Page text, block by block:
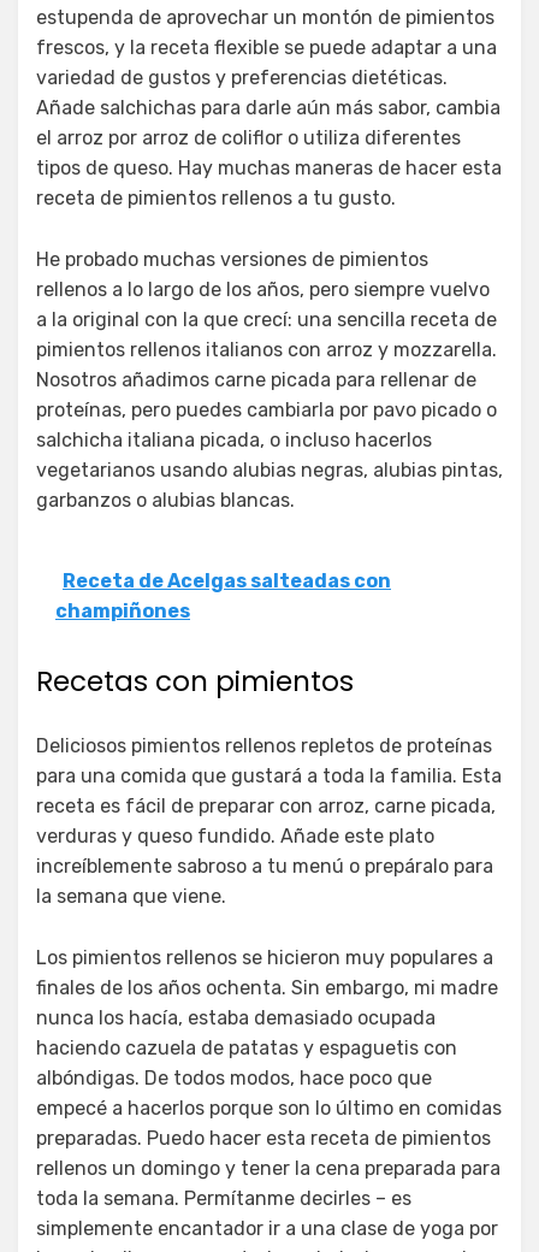
estupenda de aprovechar un montón de pimientos
frescos, y la receta flexible se puede adaptar a una
variedad de gustos y preferencias dietéticas.
Añade salchichas para darle aún más sabor, cambia
el arroz por arroz de coliflor o utiliza diferentes
tipos de queso. Hay muchas maneras de hacer esta
receta de pimientos rellenos a tu gusto.
He probado muchas versiones de pimientos
rellenos a lo largo de los años, pero siempre vuelvo
a la original con la que crecí: una sencilla receta de
pimientos rellenos italianos con arroz y mozzarella.
Nosotros añadimos carne picada para rellenar de
proteínas, pero puedes cambiarla por pavo picado o
salchicha italiana picada, o incluso hacerlos
vegetarianos usando alubias negras, alubias pintas,
garbanzos o alubias blancas.
Receta de Acelgas salteadas con
champiñones
Recetas con pimientos
Deliciosos pimientos rellenos repletos de proteínas
para una comida que gustará a toda la familia. Esta
receta es fácil de preparar con arroz, carne picada,
verduras y queso fundido. Añade este plato
increíblemente sabroso a tu menú o prepáralo para
la semana que viene.
Los pimientos rellenos se hicieron muy populares a
finales de los años ochenta. Sin embargo, mi madre
nunca los hacía, estaba demasiado ocupada
haciendo cazuela de patatas y espaguetis con
albóndigas. De todos modos, hace poco que
empecé a hacerlos porque son lo último en comidas
preparadas. Puedo hacer esta receta de pimientos
rellenos un domingo y tener la cena preparada para
toda la semana. Permítanme decirles – es
simplemente encantador ir a una clase de yoga por